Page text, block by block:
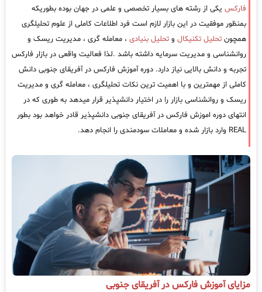
فارکس یکی از رشته های بسیار تخصصی و علمی در جهان بوده بطوریکه
بمنظور موفقیت در این بازار لازم است فرد اطلاعات کاملی از علوم تحلیلگری
همچون تحلیل تکنیکال و تحلیل بنیادی ، معامله گری ، مدیریت ریسک و
روانشناسی و مدیریت سرمایه داشته باشد .لذا فعالیت واقعی در بازار فارکس
تجربه و دانش بالایی نیاز دارد. دوره آموزش فارکس در آفریقای جنوبی دانش
کاملی از مهمترین و با اهمیت ترین نکات تحلیلگری ، معامله گری و مدیریت
ریسک و روانشناسی بازار را در اختیار دانشپذیر قرار میدهد به طوری که در
انتهای دوره اموزش فارکس در آفریقای جنوبی دانشپذیر قادر خواهد بود بطور
REAL وارد بازار شده و معاملات سودمندی را انجام دهد.
مزایای آموزش فارکس در آفریقای جنوبی